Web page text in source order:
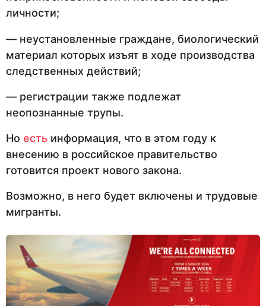
личности;
— неустановленные граждане, биологический
материал которых изъят в ходе производства
следственных действий;
— регистрации также подлежат
неопознанные трупы.
Но есть информация, что в этом году к
внесению в российское правительство
готовится проект нового закона.
Возможно, в него будет включены и трудовые
мигранты.